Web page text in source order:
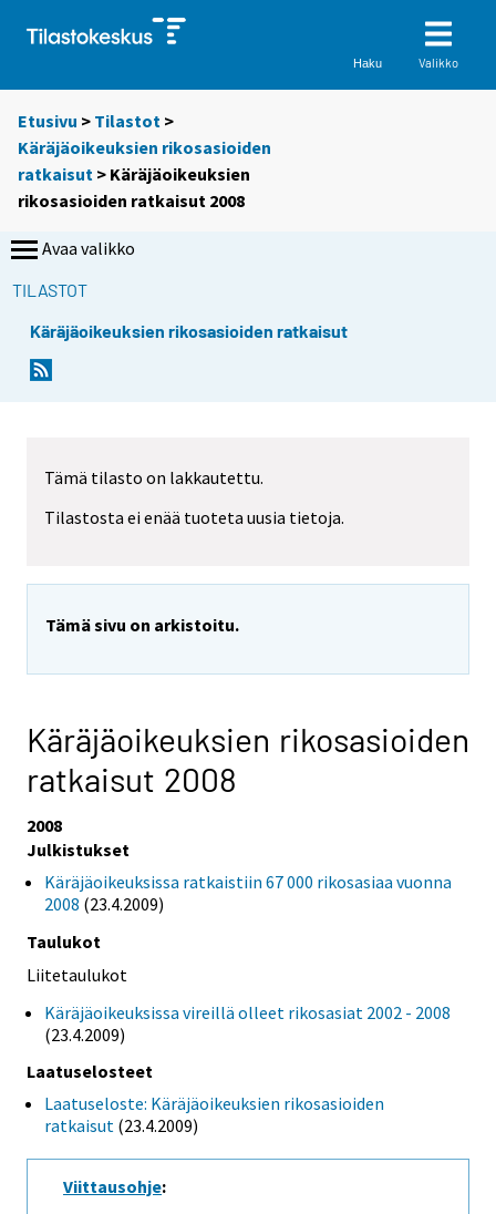
Haku Valikko
Etusivu > Tilastot >
Käräjäoikeuksien rikosasioiden
ratkaisut > Käräjäoikeuksien
rikosasioiden ratkaisut 2008
Avaa valikko
TILASTOT
Käräjäoikeuksien rikosasioiden ratkaisut
Tämä tilasto on lakkautettu.
Tilastosta ei enää tuoteta uusia tietoja.
Tämä sivu on arkistoitu.
Käräjäoikeuksien rikosasioiden
ratkaisut 2008
2008
Julkistukset
Käräjäoikeuksissa ratkaistiin 67 000 rikosasiaa vuonna
2008 (23.4.2009)
Taulukot
Liitetaulukot
Käräjäoikeuksissa vireillä olleet rikosasiat 2002 - 2008
(23.4.2009)
Laatuselosteet
Laatuseloste: Käräjäoikeuksien rikosasioiden
ratkaisut (23.4.2009)
Viittausohje: